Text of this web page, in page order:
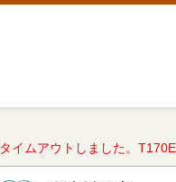
イムアウトしました。